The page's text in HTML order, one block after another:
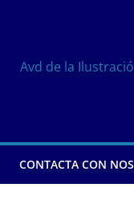
Avd de la
CONTACTA CON